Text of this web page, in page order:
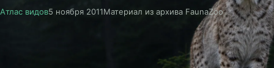
Атлас видов5 ноября 2011Материал из архива FaunaZoo